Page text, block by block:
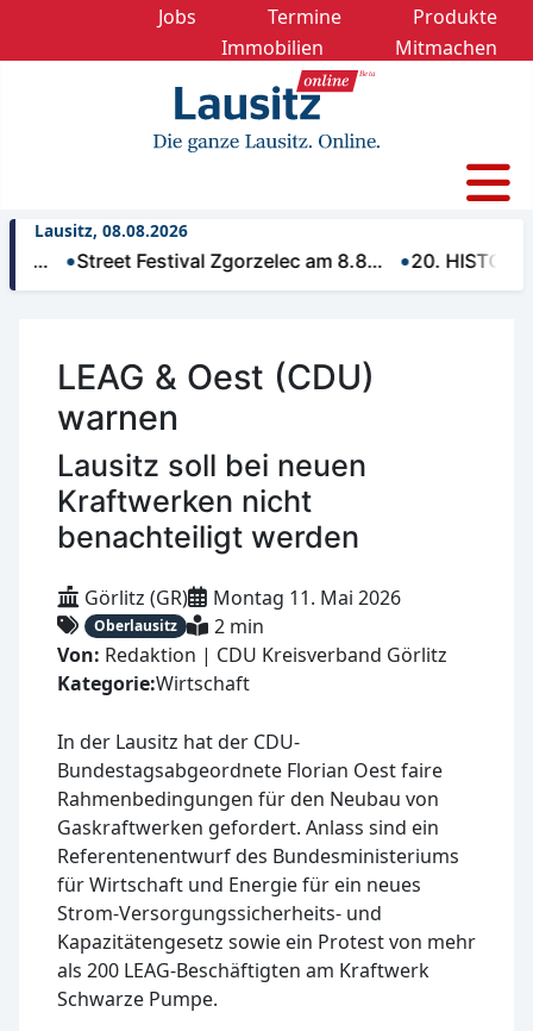
Jobs Termine
Produkte
Immobilien
Mitmachen
Lausitz, 08.08.2026
Street Festival Zgorzelec am 8.8… 20. HISTORIK
LEAG & Oest (CDU)
warnen
Lausitz soll bei neuen
Kraftwerken nicht
benachteiligt werden
Görlitz (GR) Montag 11. Mai 2026
Oberlausitz
2 min
Von: Redaktion | CDU Kreisverband Görlitz
Kategorie:Wirtschaft
In der Lausitz hat der CDU-
Bundestagsabgeordnete Florian Oest faire
Rahmenbedingungen für den Neubau von
Gaskraftwerken gefordert. Anlass sind ein
Referentenentwurf des Bundesministeriums
für Wirtschaft und Energie für ein neues
Strom-Versorgungssicherheits- und
Kapazitätengesetz sowie ein Protest von mehr
als 200 LEAG-Beschäftigten am Kraftwerk
Schwarze Pumpe.